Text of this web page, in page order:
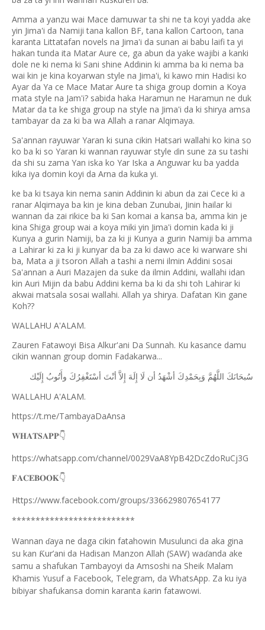
Amma a yanzu wai Mace damuwar ta shi ne ta koyi yadda ake
yin Jima'i da Namiji tana kallon BF, tana kallon Cartoon, tana
karanta Littatafan novels na Jima'i da sunan ai babu laifi ta yi
hakan tunda ita Matar Aure ce, ga abun da yake wajibi a kanki
dole ne ki nema ki Sani shine Addinin ki amma ba ki nema ba
wai kin je kina koyarwan style na Jima'i, ki kawo min Hadisi ko
Ayar da Ya ce Mace Matar Aure ta shiga group domin a Koya
mata style na Jam'i? sabida haka Haramun ne Haramun ne duk
Matar da ta ke shiga group na style na Jima'i da ki shirya amsa
tambayar da za ki ba wa Allah a ranar Alqimaya.
Sa'annan rayuwar Yaran ki suna cikin Hatsari wallahi ko kina so
ko ba ki so Yaran ki wannan rayuwar style ɗin sune za su tashi
da shi su zama Yan iska ko Yar Iska a Anguwar ku ba yadda
kika iya domin koyi da Arna da kuka yi.
ke ba ki tsaya kin nema sanin Addinin ki abun da zai Cece ki a
ranar Alqimaya ba kin je kina deban Zunubai, Jinin hailar ki
wannan da zai rikice ba ki San komai a kansa ba, amma kin je
kina Shiga group wai a koya miki yin Jima'i domin kada ki ji
Kunya a gurin Namiji, ba za ki ji Kunya a gurin Namiji ba amma
a Lahirar ki za ki ji kunyar da ba za ki dawo ace ki warware shi
ba, Mata a ji tsoron Allah a tashi a nemi ilmin Addini sosai
Sa'annan a Auri Mazajen da suke da ilmin Addini, wallahi idan
kin Auri Mijin da babu Addini kema ba ki da shi toh Lahirar ki
akwai matsala sosai wallahi. Allah ya shirya. Dafatan Kin gane
Koh??
WALLAHU A'ALAM.
Zauren Fatawoyi Bisa Alkur'ani Da Sunnah. Ku kasance damu
cikin wannan group domin Fadakarwa...
ﺳُﺒﺤَﺎﻧَﻚَ ﺍﻟﻠَّﻬُﻢَّ ﻭَﺑِﺤَﻤْﺪِﻙَ ﺃﺷْﻬَﺪُ ﺃﻥ ﻟَﺎ ﺇِﻟَﻪَ ﺇِﻻَّ ﺃﻧْﺖَ ﺃﺳْﺘَﻐْﻔِﺮُﻙَ ﻭﺃَﺗُﻮﺏُ ﺇِﻟَﻴْﻚ
WALLAHU A'ALAM.
https://t.me/TambayaDaAnsa
𝐖𝐇𝐀𝐓𝐒𝐀𝐏𝐏👇
https://whatsapp.com/channel/0029VaA8YpB42DcZdoRuCj3G
𝐅𝐀𝐂𝐄𝐁𝐎𝐎𝐊👇
Https://www.facebook.com/groups/336629807654177
**************************
Wannan ɗaya ne daga cikin fatahowin Musulunci da aka gina
su kan Ƙur’ani da Hadisan Manzon Allah (SAW) waɗanda ake
samu a shafukan Tambayoyi da Amsoshi na Sheik Malam
Khamis Yusuf a Facebook, Telegram, da WhatsApp. Za ku iya
bibiyar shafukansa domin karanta ƙarin fatawowi.